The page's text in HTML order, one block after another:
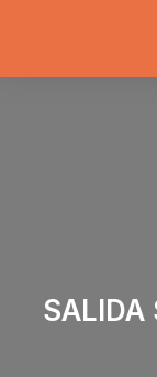
SALIDA